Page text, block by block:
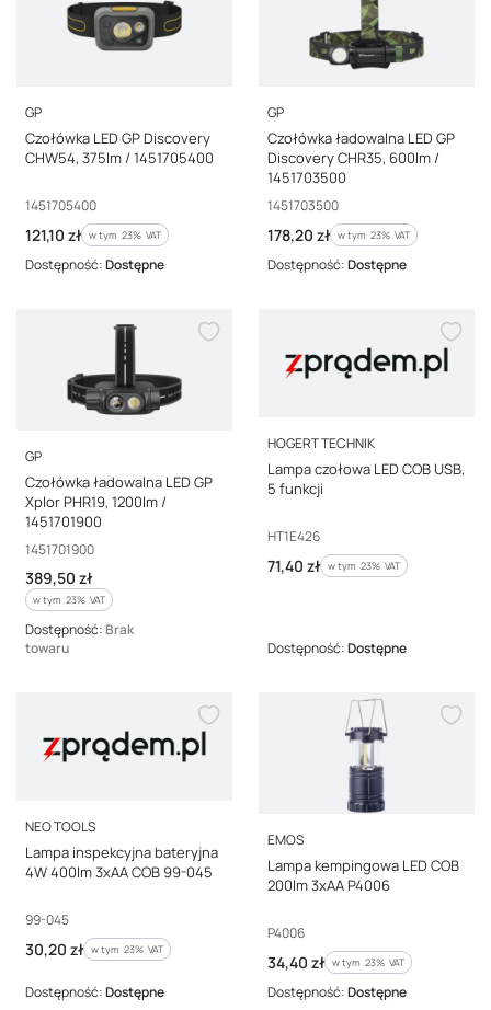
PRODUCENT
GP
Czołówka LED GP Discovery
CHW54, 375lm / 1451705400
Kod producenta
1451705400
Cena brutto
121,10 zł w tym %s VAT
w tym 23% VAT
Dostępność:Dostępne
PRODUCENT
GP
Czołówka ładowalna LED GP
Discovery CHR35, 600lm /
1451703500
Kod producenta
1451703500
Cena brutto
178,20 zł w tym %s VAT
w tym 23% VAT
Dostępność:Dostępne
PRODUCENT
GP
Czołówka ładowalna LED GP
Xplor PHR19, 1200lm /
1451701900
Kod producenta
1451701900
Cena brutto
389,50 zł
w tym %s VAT
w tym 23% VAT
Dostępność: Brak
towaru
PRODUCENT
HOGERT TECHNIK
Lampa czołowa LED COB USB,
5 funkcji
Kod producenta
HT1E426
Cena brutto
71,40 zł w tym %s VAT
w tym 23% VAT
Dostępność:Dostępne
PRODUCENT
NEO TOOLS
Lampa inspekcyjna bateryjna
4W 400lm 3xAA COB 99-045
Kod producenta
99-045
Cena brutto
30,20 zł w tym %s VAT
w tym 23% VAT
Dostępność:Dostępne
PRODUCENT
EMOS
Lampa kempingowa LED COB
200lm 3xAA P4006
Kod producenta
P4006
Cena brutto
34,40 zł w tym %s VAT
w tym 23% VAT
Dostępność:Dostępne